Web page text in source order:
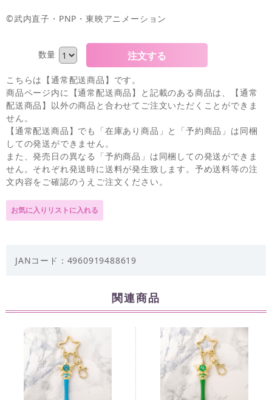
©武内直子・PNP・東映アニメーション
数量
こちらは【通常配送商品】です。
商品ページ内に【通常配送商品】と記載のある商品は、【通常
配送商品】以外の商品と合わせてご注文いただくことができま
せん。
【通常配送商品】でも「在庫あり商品」と「予約商品」は同梱
しての発送ができません。
また、発売日の異なる「予約商品」は同梱しての発送ができま
せん。それぞれ発送時に送料が発生致します。予め送料等の注
文内容をご確認のうえご注文ください。
JANコード：4960919488619
関連商品